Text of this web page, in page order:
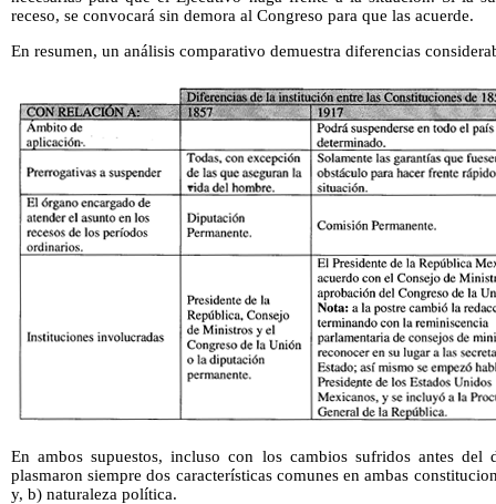
receso, se convocará sin demora al Congreso para que las acuerde.
En resumen, un análisis comparativo demuestra diferencias
En ambos supuestos, incluso con los cambios sufridos antes
plasmaron siempre dos características comunes en ambas
y, b) naturaleza política.